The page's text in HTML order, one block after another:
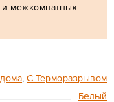
межкомнатных
, С Терморазрывом
Белый